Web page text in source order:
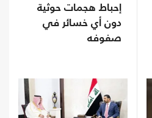
إحباط هجمات حوثية
دون أي خسائر في
صفوفه